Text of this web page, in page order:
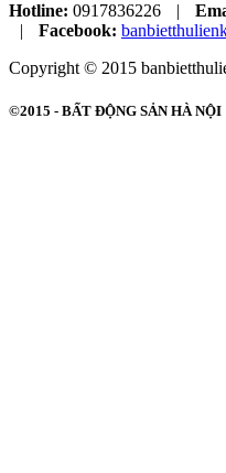
Hotline: 0917836226 |
|
Facebook:
Copyright © 2015
©2015 - BẤT ĐỘNG SẢN HÀ NỘI